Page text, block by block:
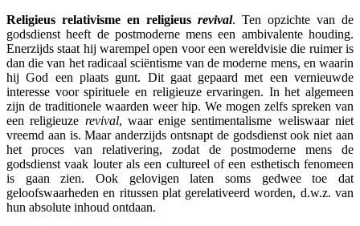
Religieus relativisme en religieus revival. Ten opzichte van de
godsdienst heeft de postmoderne mens een ambivalente houding.
Enerzijds staat hij warempel open voor een wereldvisie die ruimer is
dan die van het radicaal sciëntisme van de moderne mens, en waarin
hij God een plaats gunt. Dit gaat gepaard met een vernieuwde
interesse voor spirituele en religieuze ervaringen. In het algemeen
zijn de traditionele waarden weer hip. We mogen zelfs spreken van
een religieuze revival, waar enige sentimentalisme weliswaar niet
vreemd aan is. Maar anderzijds ontsnapt de godsdienst ook niet aan
het proces van relativering, zodat de postmoderne mens de
godsdienst vaak louter als een cultureel of een esthetisch fenomeen
is gaan zien. Ook gelovigen laten soms gedwee toe dat
geloofswaarheden en ritussen plat gerelativeerd worden, d.w.z. van
hun absolute inhoud ontdaan.